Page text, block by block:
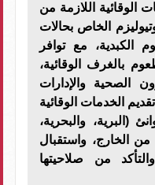
الوقائية اللازمة من
الخاص بحالات
الكبدية، مع توافر
بالغرف الوقائية،
الصحية والإدارات
الخدمات الوقائية
(البرية، والبحرية،
من الخارج، واستقبال
من صلاحيتها